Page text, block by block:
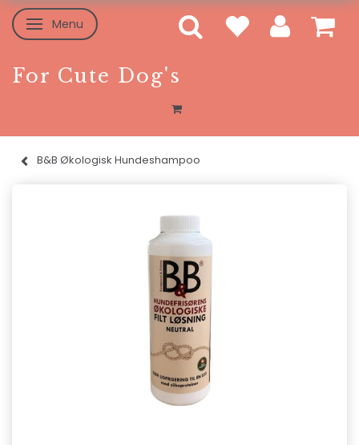
Skifte navigation
Menu
For Cute Dog's
B&B Økologisk Hundeshampoo